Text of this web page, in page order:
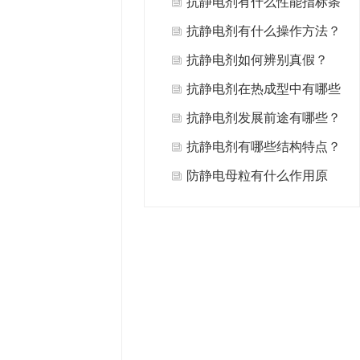
件？
抗静电剂有什么操作方法？
抗静电剂如何辨别真假？
抗静电剂在热成型中有哪些
性能？
抗静电剂发展前途有哪些？
抗静电剂有哪些结构特点？
防静电母粒有什么作用原